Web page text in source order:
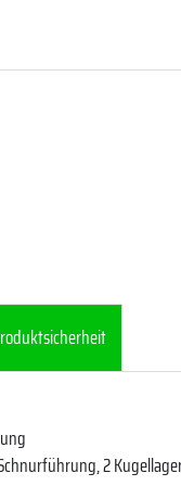
2